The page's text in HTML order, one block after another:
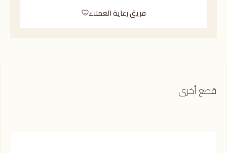
فريق رعاية العملاء
قطع أخرى